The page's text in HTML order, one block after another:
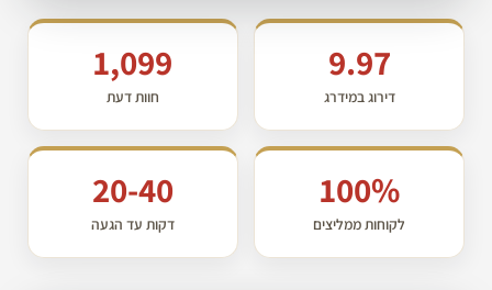
9.97
דירוג במידרג
1,099
חוות דעת
100%
לקוחות ממליצים
20-40
דקות עד הגעה